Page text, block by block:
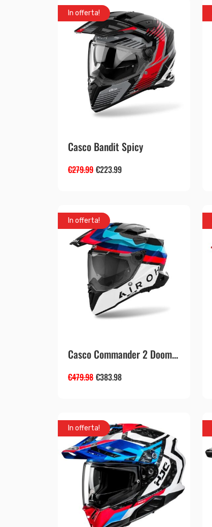
In offerta!
Casco Bandit Spicy
€279.99 €223.99
In offerta!
Casco Commander 2 Doom...
€479.98 €383.98
In offerta!